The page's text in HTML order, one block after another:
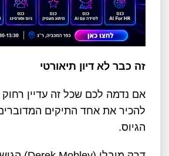
זה כבר לא דיון תיאורטי
אם נדמה לכם שכל זה עדיין רחוק
להכיר את אחד התיקים
הגיוס.